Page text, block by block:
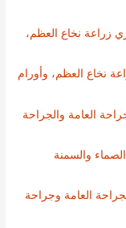
زراعة نخاع العظم،
نخاع العظم، وأورام
العامة والجراحة
والسمنة
العامة وجراحة